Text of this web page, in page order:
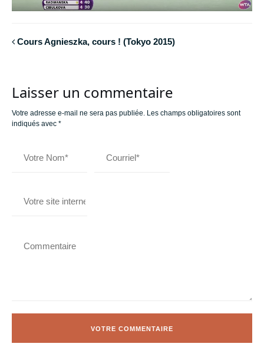
Cours Agnieszka, cours ! (Tokyo 2015)
Laisser un commentaire
Votre adresse e-mail ne sera pas publiée. Les champs obligatoires sont
indiqués avec *